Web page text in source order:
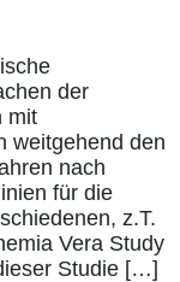
der
mit
weitgehend den
nach
für die
z.T.
Vera Study
Studie […]